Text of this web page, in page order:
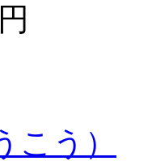
こう）